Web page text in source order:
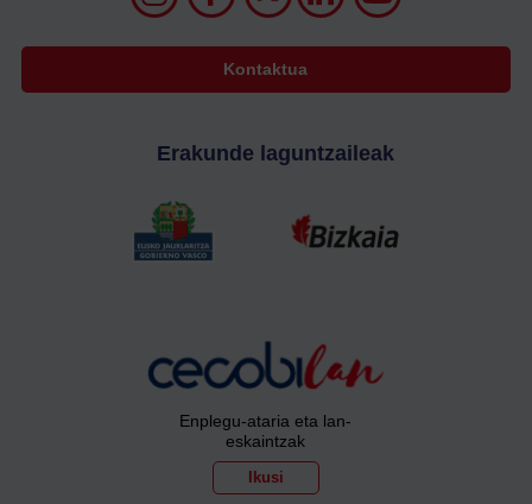
Kontaktua
Erakunde laguntzaileak
Enplegu-ataria eta lan-
eskaintzak
Ikusi